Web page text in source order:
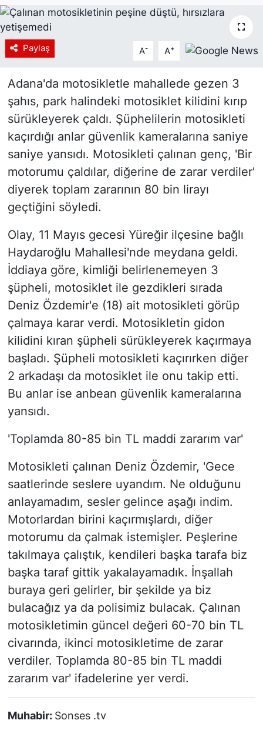
Paylaş A- A+
Adana'da motosikletle mahallede gezen 3
şahıs, park halindeki motosiklet kilidini kırıp
sürükleyerek çaldı. Şüphelilerin motosikleti
kaçırdığı anlar güvenlik kameralarına saniye
saniye yansıdı. Motosikleti çalınan genç, 'Bir
motorumu çaldılar, diğerine de zarar verdiler'
diyerek toplam zararının 80 bin lirayı
geçtiğini söyledi.
Olay, 11 Mayıs gecesi Yüreğir ilçesine bağlı
Haydaroğlu Mahallesi'nde meydana geldi.
İddiaya göre, kimliği belirlenemeyen 3
şüpheli, motosiklet ile gezdikleri sırada
Deniz Özdemir'e (18) ait motosikleti görüp
çalmaya karar verdi. Motosikletin gidon
kilidini kıran şüpheli sürükleyerek kaçırmaya
başladı. Şüpheli motosikleti kaçırırken diğer
2 arkadaşı da motosiklet ile onu takip etti.
Bu anlar ise anbean güvenlik kameralarına
yansıdı.
'Toplamda 80-85 bin TL maddi zararım var'
Motosikleti çalınan Deniz Özdemir, 'Gece
saatlerinde seslere uyandım. Ne olduğunu
anlayamadım, sesler gelince aşağı indim.
Motorlardan birini kaçırmışlardı, diğer
motorumu da çalmak istemişler. Peşlerine
takılmaya çalıştık, kendileri başka tarafa biz
başka taraf gittik yakalayamadık. İnşallah
buraya geri gelirler, bir şekilde ya biz
bulacağız ya da polisimiz bulacak. Çalınan
motosikletimin güncel değeri 60-70 bin TL
civarında, ikinci motosikletime de zarar
verdiler. Toplamda 80-85 bin TL maddi
zararım var' ifadelerine yer verdi.
Muhabir: Sonses .tv
Haberde insan
Tanıtım